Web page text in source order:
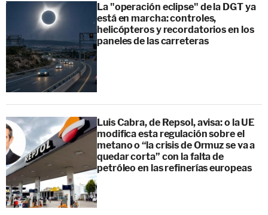
La "operación eclipse" de la DGT ya
está en marcha: controles,
helicópteros y recordatorios en los
paneles de las carreteras
Luis Cabra, de Repsol, avisa: o la UE
modifica esta regulación sobre el
metano o “la crisis de Ormuz se va a
quedar corta” con la falta de
petróleo en las refinerías europeas